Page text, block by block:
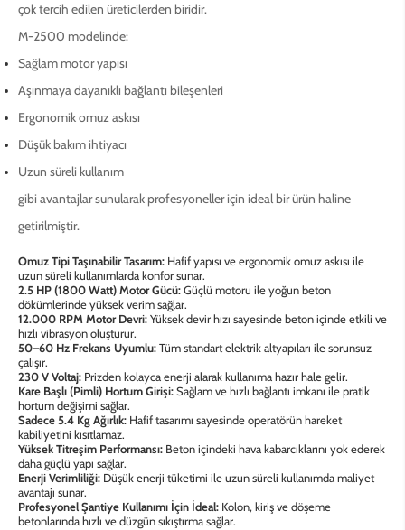
çok tercih edilen üreticilerden biridir.
M-2500 modelinde:
Sağlam motor yapısı
Aşınmaya dayanıklı bağlantı bileşenleri
Ergonomik omuz askısı
Düşük bakım ihtiyacı
Uzun süreli kullanım
gibi avantajlar sunularak profesyoneller için ideal bir ürün haline
getirilmiştir.
Omuz Tipi Taşınabilir Tasarım: Hafif yapısı ve ergonomik omuz askısı ile
uzun süreli kullanımlarda konfor sunar.
2.5 HP (1800 Watt) Motor Gücü:Güçlü motoru ile yoğun beton
dökümlerinde yüksek verim sağlar.
12.000 RPM Motor Devri:Yüksek devir hızı sayesinde beton içinde etkili ve
hızlı vibrasyon oluşturur.
50–60 Hz Frekans Uyumlu:Tüm standart elektrik altyapıları ile sorunsuz
çalışır.
230 V Voltaj: Prizden kolayca enerji alarak kullanıma hazır hale gelir.
Kare Başlı (Pimli) Hortum Girişi:Sağlam ve hızlı bağlantı imkanı ile pratik
hortum değişimi sağlar.
Sadece 5.4 Kg Ağırlık: Hafif tasarımı sayesinde operatörün hareket
kabiliyetini kısıtlamaz.
Yüksek Titreşim Performansı: Beton içindeki hava kabarcıklarını yok ederek
daha güçlü yapı sağlar.
Enerji Verimliliği: Düşük enerji tüketimi ile uzun süreli kullanımda maliyet
avantajı sunar.
Profesyonel Şantiye Kullanımı İçin İdeal: Kolon, kiriş ve döşeme
betonlarında hızlı ve düzgün sıkıştırma sağlar.